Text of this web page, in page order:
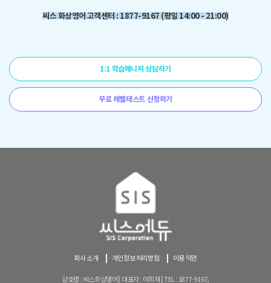
씨스 화상영어 고객센터 : 1877-9167 (평일 14:00 - 21:00)
1:1 학습매니저 상담하기
무료 레벨테스트 신청하기
회사 소개 개인정보 처리방침 이용 약관
상호명 : 씨스화상영어│대표자 : 이희재│TEL : 1877-9167,